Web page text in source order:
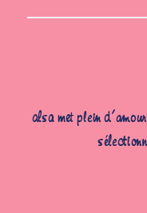
alsa met plein